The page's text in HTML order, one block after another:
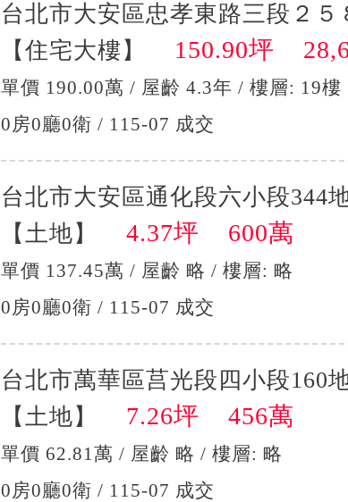
台北市大安區忠孝東路三段２５
【住宅大樓】
150.90坪
單價 190.00萬 / 屋齡 4.3年 / 樓層: 19樓
0房0廳0衛 / 115-07 成交
台北市大安區通化段六小段344
【土地】
4.37坪 600萬
單價 137.45萬 / 屋齡 略 / 樓層: 略
0房0廳0衛 / 115-07 成交
台北市萬華區莒光段四小段160
【土地】
7.26坪 456萬
單價 62.81萬 / 屋齡 略 / 樓層: 略
0房0廳0衛 / 115-07 成交